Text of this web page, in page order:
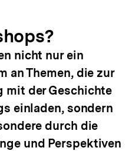
nicht nur ein
an Themen, die zur
mit der Geschichte
einladen, sondern
durch die
und Perspektiven